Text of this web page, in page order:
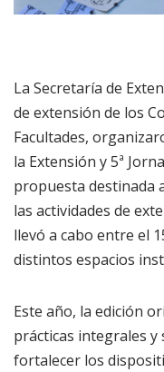
La Secretaría de
de extensión de los
Facultades,
la Extensión y 5ª
propuesta destinada
las actividades de
llevó a cabo entre el
distintos espacios
Este año, la edición
prácticas integrales
fortalecer los